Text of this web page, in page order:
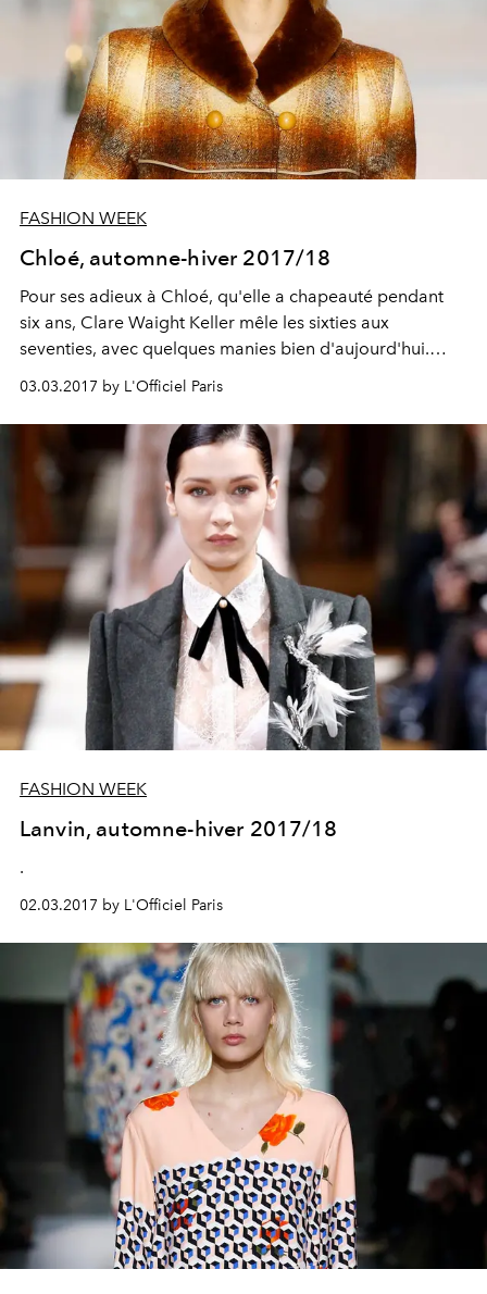
FASHION WEEK
Chloé, automne-hiver 2017/18
Pour ses adieux à Chloé, qu'elle a chapeauté pendant
six ans, Clare Waight Keller mêle les sixties aux
seventies, avec quelques manies bien d'aujourd'hui.
Psychédéliques, les imprimés se glissent sous des mini-
manteaux BCBG ou des vestes canadiennes plus
grunge. Une robe "cœur" clôt la belle histoire.
03.03.2017 by L'Officiel Paris
FASHION WEEK
Lanvin, automne-hiver 2017/18
.
02.03.2017 by L'Officiel Paris